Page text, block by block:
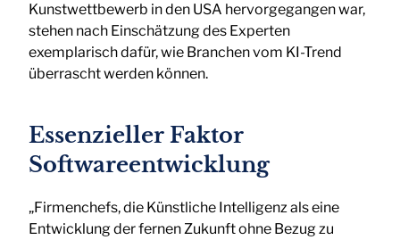
Kunstwettbewerb in den USA hervorgegangen war,
stehen nach Einschätzung des Experten
exemplarisch dafür, wie Branchen vom KI-Trend
überrascht werden können.
Essenzieller Faktor
Softwareentwicklung
„Firmenchefs, die Künstliche Intelligenz als eine
Entwicklung der fernen Zukunft ohne Bezug zu